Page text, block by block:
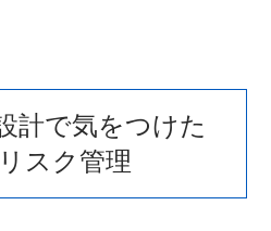
計で気をつけた
スク管理